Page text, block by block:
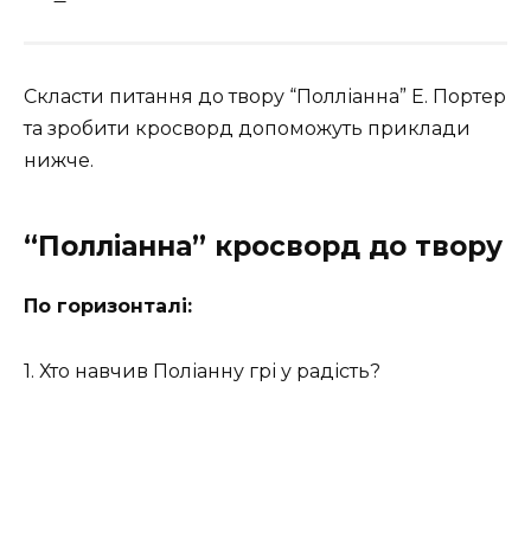
Скласти питання до твору “Полліанна” Е. Портер
та зробити кросворд допоможуть приклади
нижче.
“Полліанна” кросворд до твору
По горизонталі:
1. Хто навчив Поліанну грі у радість?